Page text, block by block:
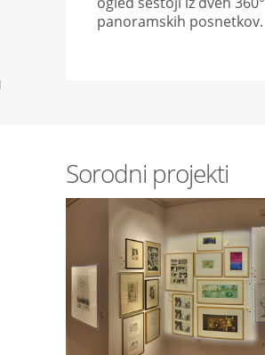
panoramskih posnetkov.
Sorodni projekti